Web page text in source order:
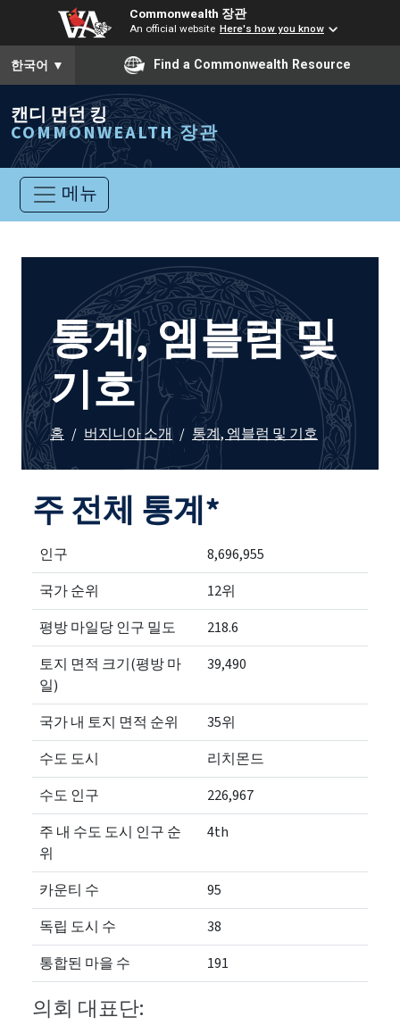
Commonwealth 장관
An official website Here's how you know
To ensure accurate screen reader translation, please ensure
한국어 ▼ Find a Commonwealth Resource
캔디 먼던 킹
COMMONWEALTH 장관
메뉴
통계, 엠블럼 및
기호
홈 / 버지니아 소개 / 통계, 엠블럼 및 기호
주 전체 통계*
인구
8,696,955
국가 순위
12위
평방 마일당 인구 밀도
218.6
토지 면적 크기(평방 마
일)
39,490
국가 내 토지 면적 순위
35위
수도 도시
리치몬드
수도 인구
226,967
주 내 수도 도시 인구 순
위
4th
카운티 수
95
독립 도시 수
38
통합된 마을 수
191
의회 대표단: